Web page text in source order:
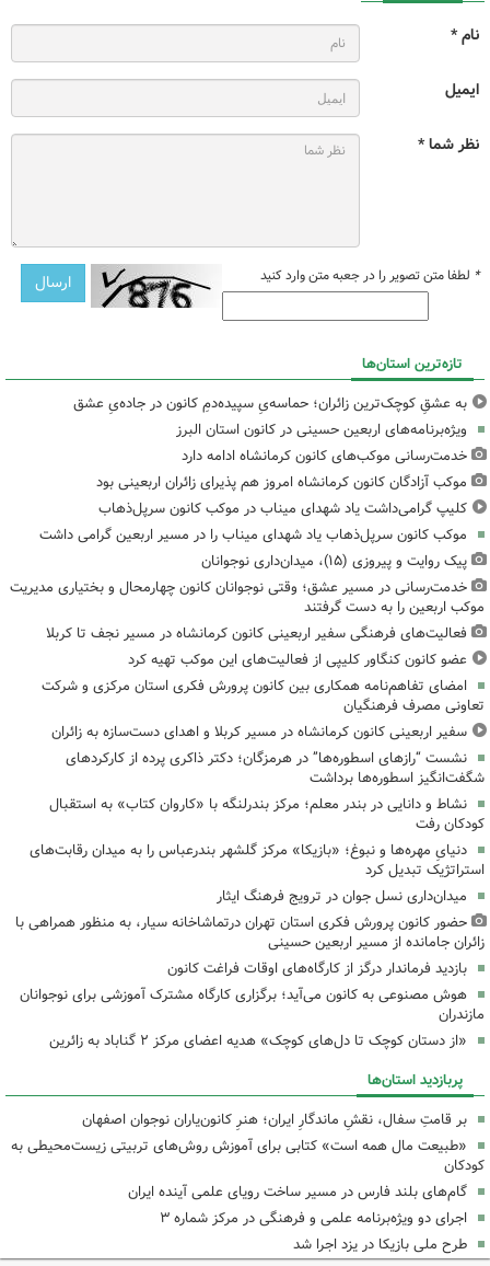
نام *
ایمیل
نظر شما *
* لطفا متن تصویر را در جعبه متن وارد کنید
تازه‌ترین استان‌ها
به عشقِ کوچک‌ترین زائران؛ حماسه‌یِ سپیده‌دمِ کانون در جاده‌یِ عشق
ویژه‌برنامه‌های اربعین حسینی در کانون استان البرز
خدمت‌رسانی موکب‌های کانون کرمانشاه ادامه دارد
موکب آزادگان کانون کرمانشاه امروز هم پذیرای زائران اربعینی بود
کلیپ گرامی‌داشت یاد شهدای میناب در موکب کانون سرپل‌ذهاب
موکب کانون سرپل‌ذهاب یاد شهدای میناب را در مسیر اربعین گرامی داشت
پیک روایت و پیروزی (۱۵)، میدان‌داری نوجوانان
خدمت‌رسانی در مسیر عشق؛ وقتی نوجوانان کانون چهارمحال و بختیاری مدیریت
موکب اربعین را به دست گرفتند
فعالیت‌های فرهنگی سفیر اربعینی کانون کرمانشاه در مسیر نجف تا کربلا
عضو کانون کنگاور کلیپی از فعالیت‌های این موکب تهیه کرد
امضای تفاهم‌نامه همکاری بین کانون پرورش فکری استان مرکزی و شرکت
تعاونی مصرف فرهنگیان
سفیر اربعینی کانون کرمانشاه در مسیر کربلا و اهدای دست‌سازه به زائران
نشست “رازهای اسطوره‌ها” در هرمزگان؛ دکتر ذاکری پرده از کارکردهای
شگفت‌انگیز اسطوره‌ها برداشت
نشاط و دانایی در بندر معلم؛ مرکز بندرلنگه با «کاروان کتاب» به استقبال
کودکان رفت
دنیایِ مهره‌ها و نبوغ؛ «بازیکا» مرکز گلشهر بندرعباس را به میدان رقابت‌های
استراتژیک تبدیل کرد
میدان‌داری نسل جوان در ترویج فرهنگ ایثار
حضور کانون پرورش فکری استان تهران درتماشاخانه سیار، به منظور همراهی با
زائران جامانده از مسیر اربعین حسینی
بازدید فرماندار درگز از کارگاه‌های اوقات فراغت کانون
هوش مصنوعی به کانون می‌آید؛ برگزاری کارگاه مشترک آموزشی برای نوجوانان
مازندران
«از دستان کوچک تا دل‌های کوچک» هدیه اعضای مرکز ۲ گناباد به زائرین
پربازدید استان‌ها
بر قامتِ سفال، نقشِ ماندگارِ ایران؛ هنرِ کانون‌یاران نوجوان اصفهان
«طبیعت مال همه است» کتابی برای آموزش روش‌های تربیتی زیست‌محیطی به
کودکان
گام‌های بلند فارس در مسیر ساخت رویای علمی آینده ایران
اجرای دو ویژه‌برنامه علمی و فرهنگی در مرکز شماره ۳
طرح ملی بازیکا در یزد اجرا شد